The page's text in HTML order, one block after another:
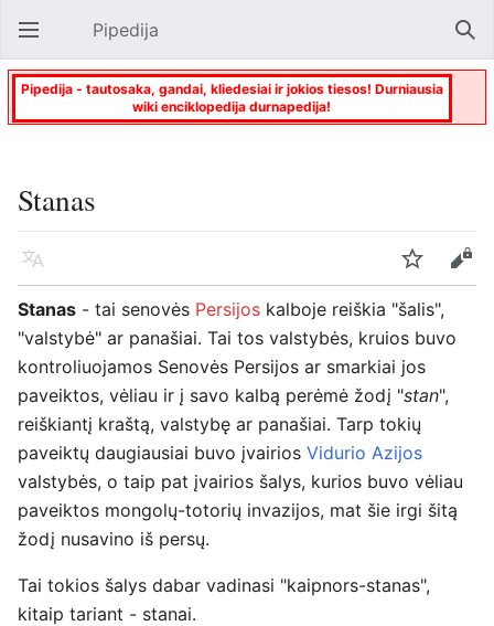
Atverti pagrindinį meniu Pipedija
Pipedija - tautosaka, gandai, kliedesiai ir jokios tiesos! Durniausia
wiki enciklopedija durnapedija!
Stanas
Kalba Stebėti
Keisti
Stanas - tai senovės Persijos kalboje reiškia "šalis",
"valstybė" ar panašiai. Tai tos valstybės, kruios buvo
kontroliuojamos Senovės Persijos ar smarkiai jos
paveiktos, vėliau ir į savo kalbą perėmė žodį "stan",
reiškiantį kraštą, valstybę ar panašiai. Tarp tokių
paveiktų daugiausiai buvo įvairios Vidurio Azijos
valstybės, o taip pat įvairios šalys, kurios buvo vėliau
paveiktos mongolų-totorių invazijos, mat šie irgi šitą
žodį nusavino iš persų.
Tai tokios šalys dabar vadinasi "kaipnors-stanas",
kitaip tariant - stanai.